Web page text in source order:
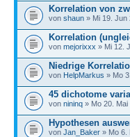
Korrelation von
von shaun » Mi 19. Jun
Korrelation
von mejorixxx » Mi 12.
Niedrige
von HelpMarkus » Mo
45 dichotome
von nininq » Mo 20.
Hypothesen
von Jan_Baker » Mo 6.